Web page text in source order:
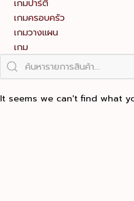
เกมปาร์ตี้
เกมครอบครัว
เกมวางแผน
เกม
It seems we can't find what